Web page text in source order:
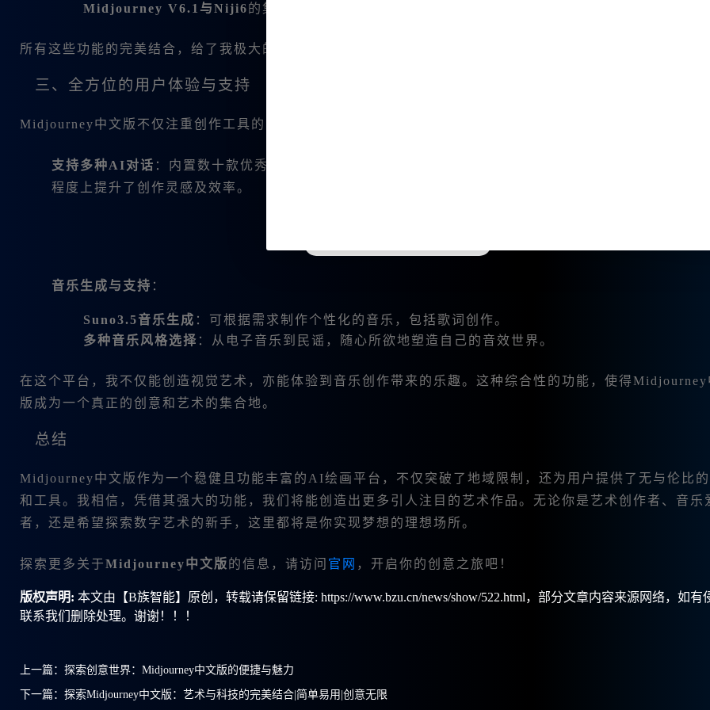
Midjourney V6.1与Niji6的集成使得用户能够使用最新的技术与功能。
所有这些功能的完美结合，给了我极大的创作空间，让我能够更轻松地实现不同的艺术风格。
三、全方位的用户体验与支持
Midjourney中文版不仅注重创作工具的多样性，还在用户体验和技术支持上下足了功夫。
支持多种AI对话 ：内置数十款优秀的大模型，如GPT-4O、Claude3.5等，用户可以免费无限制使用，这
程度上提升了创作灵感及效率。
音乐生成与支持 ：
Suno3.5音乐生成 ：可根据需求制作个性化的音乐，包括歌词创作。
多种音乐风格选择 ：从电子音乐到民谣，随心所欲地塑造自己的音效世界。
在这个平台，我不仅能创造视觉艺术，亦能体验到音乐创作带来的乐趣。这种综合性的功能，使得
版成为一个真正的创意和艺术的集合地。
总结
Midjourney中文版作为一个稳健且功能丰富的AI绘画平台，不仅突破了地域限制，还为用户提供了无与伦比
和工具。我相信，凭借其强大的功能，我们将能创造出更多引人注目的艺术作品。无论你是艺术创作者、音乐
者，还是希望探索数字艺术的新手，这里都将是你实现梦想的理想场所。
探索更多关于Midjourney中文版的信息，请访问 官网 ，开启你的创意之旅吧！
版权声明: 本文由【B族智能】原创，转载请保留链接: https://www.bzu.cn/news/show/522.html，部分文章内容来源网络，如有
联系我们删除处理。谢谢！！！
上一篇： 探索创意世界：Midjourney中文版的便捷与魅力
下一篇： 探索Midjourney中文版：艺术与科技的完美结合|简单易用|创意无限